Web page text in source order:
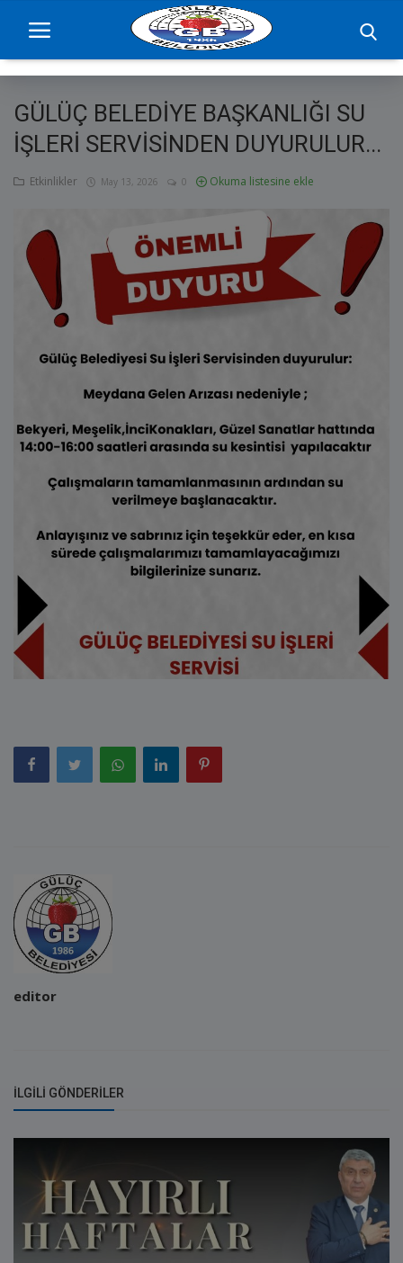
Ana Sayfa
Yönetim
Hizmetler
Duyurular
Etkinlikler
İletişim
GÜLÜÇ BELEDİYE BAŞKANLIĞI SU
İŞLERİ SERVİSİNDEN DUYURULUR...
Etkinlikler May 13, 2026 0 Okuma listesine ekle
editor
İLGILI GÖNDERILER